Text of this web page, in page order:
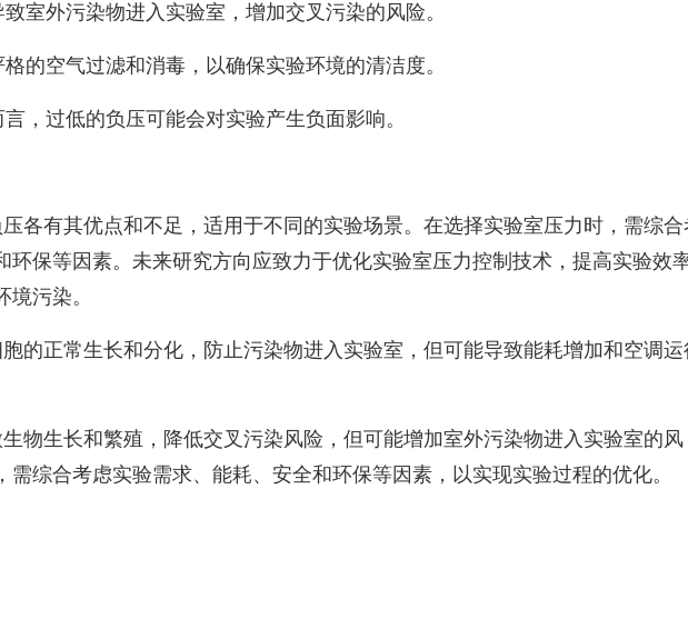
室外污染物进入实验室，增加交叉污染的风险。
的空气过滤和消毒，以确保实验环境的清洁度。
，过低的负压可能会对实验产生负面影响。
各有其优点和不足，适用于不同的实验场景。在选择实验室压力时，需综合
环保等因素。未来研究方向应致力于优化实验室压力控制技术，提高实验效
污染。
的正常生长和分化，防止污染物进入实验室，但可能导致能耗增加和空调运
物生长和繁殖，降低交叉污染风险，但可能增加室外污染物进入实验室的风
需综合考虑实验需求、能耗、安全和环保等因素，以实现实验过程的优化。